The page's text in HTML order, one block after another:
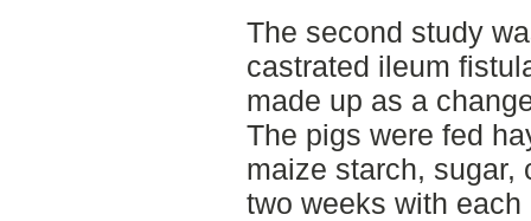
The second study
castrated ileum
made up as a
The pigs were fed
maize starch, sugar,
two weeks with